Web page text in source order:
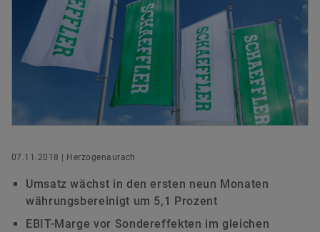
Kooperationen
Förderprojekte
Managers‘ Transactions
Rating
Hauptversammlung 2023
Hauptversammlung 2022
Hauptversammlung 2021
Außerordentliche Hauptversammlung 2020
Hauptversammlung 2019
Hauptversammlung 2018
Ecosystem
Kapitalmarkttag
Akquisitionen & Desinvestitionen
Finanzkalender
Leiter Globale Kommunikation &
Branding
Schaeffler AG
Herzogenaurach
+49 9132 82-5000
Jetzt bestellen
07.11.2018 | Herzogenaurach
Umsatz wächst in den ersten neun Monaten
währungsbereinigt um 5,1 Prozent
EBIT-Marge vor Sondereffekten im gleichen